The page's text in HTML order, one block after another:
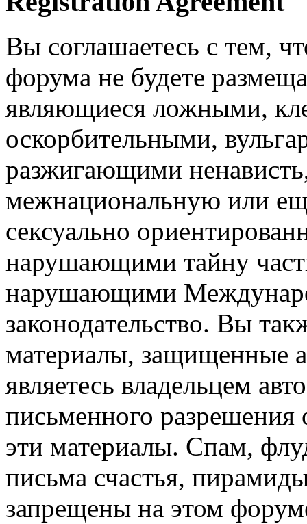
Вы соглашаетесь с тем,
форума не будете
являющиеся ложными,
оскорбительными,
разжигающими
межнациональную или
сексуально
нарушающими тайну
нарушающими
законодательство. Вы
материалы, защищенные
являетесь владельцем
письменного разрешения
эти материалы. Спам,
письма счастья,
запрещены на этом